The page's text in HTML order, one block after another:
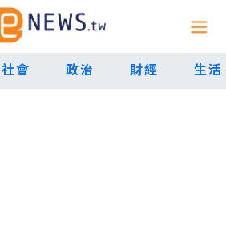
社會 政治 財經 生活